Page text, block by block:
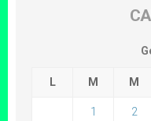
L M M
1 2